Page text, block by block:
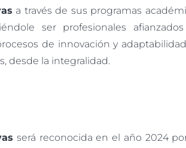
a través de sus programas
ser profesionales
de innovación y
desde la integralidad.
será reconocida en el año 2024